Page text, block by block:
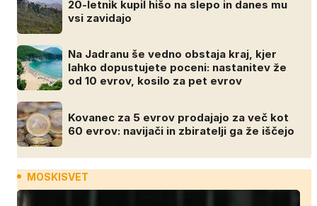
20-letnik kupil hišo na slepo in danes mu
vsi zavidajo
Na Jadranu še vedno obstaja kraj, kjer
lahko dopustujete poceni: nastanitev že
od 10 evrov, kosilo za pet evrov
Kovanec za 5 evrov prodajajo za več kot
60 evrov: navijači in zbiratelji ga že iščejo
MOSKISVET